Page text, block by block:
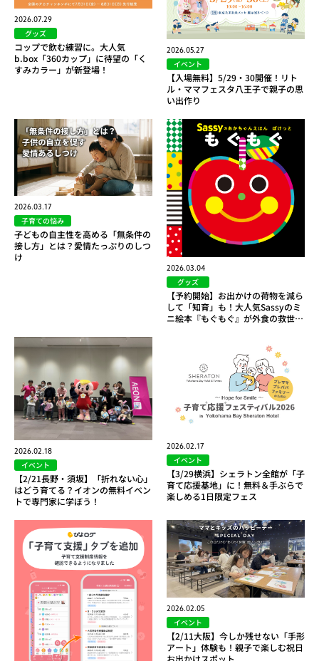
2026.07.29
グッズ
コップで飲む練習に。大人気
b.box「360カップ」に待望の「く
すみカラー」が新登場！
2026.05.27
イベント
【入場無料】5/29・30開催！リト
ル・ママフェスタ八王子で親子の思
い出作り
2026.03.17
子育ての悩み
子どもの自主性を高める「無条件の
接し方」とは？愛情たっぷりのしつ
け
2026.03.04
グッズ
【予約開始】お出かけの荷物を減ら
して「知育」も！大人気Sassyのミ
ニ絵本『もぐもぐ』が外食の救世…
2026.02.18
イベント
【2/21長野・須坂】「折れない心」
はどう育てる？イオンの無料イベン
トで専門家に学ぼう！
2026.02.17
イベント
【3/29横浜】シェラトン全館が「子
育て応援基地」に！無料＆手ぶらで
楽しめる1日限定フェス
2026.02.05
イベント
【2/11大阪】今しか残せない「手形
アート」体験も！親子で楽しむ祝日
お出かけスポット